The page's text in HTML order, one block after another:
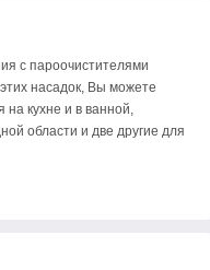
с пароочистителями
насадок, Вы можете
кухне и в ванной,
области и две другие для